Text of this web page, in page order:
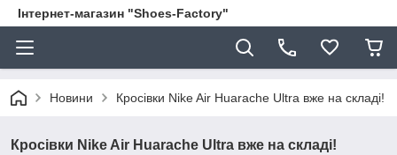
Інтернет-магазин "Shoes-Factory"
Новини Кросівки Nike Air Huarache Ultra вже на складі!
Кросівки Nike Air Huarache Ultra вже на складі!